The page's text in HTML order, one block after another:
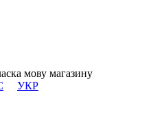
мову магазину
УКР